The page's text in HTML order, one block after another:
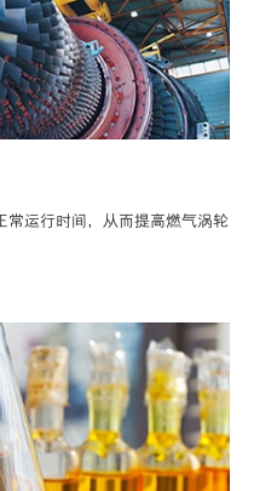
常运行时间，从而提高燃气涡轮